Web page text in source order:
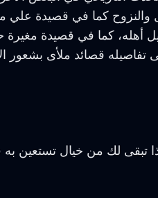
والنزوح كما في قصيدة علي
أهله، كما في قصيدة
قصائد ملأى بشعور
لك من خيال تستعين